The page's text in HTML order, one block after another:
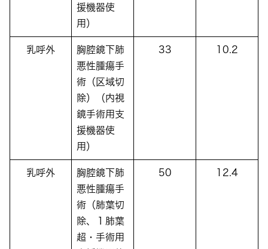
援機器使
用）
乳呼外
胸腔鏡下肺
悪性腫瘍手
術（区域切
除）（内視
鏡手術用支
援機器使
用）
33 10.2
乳呼外
胸腔鏡下肺
悪性腫瘍手
術（肺葉切
除、１肺葉
超・手術用
50 12.4